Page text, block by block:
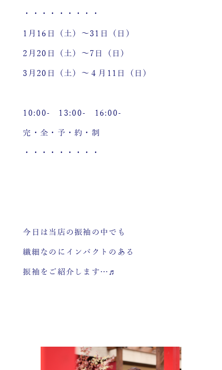
・・・・・・・・・
1月16日（土）～31日（日）
2月20日（土）～7日（日）
3月20日（土）～４月11日（日）
10:00- 13:00- 16:00-
完・全・予・約・制
・・・・・・・・・
今日は当店の振袖の中でも
繊細なのにインパクトのある
振袖をご紹介します…♬